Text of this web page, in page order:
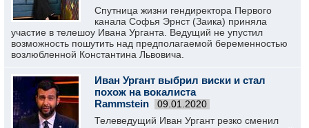
Спутница жизни гендиректора Первого
канала Софья Эрнст (Заика) приняла
участие в телешоу Ивана Урганта. Ведущий не упустил
возможность пошутить над предполагаемой беременностью
возлюбленной Константина Львовича.
Иван Ургант выбрил виски и стал
похож на вокалиста
Rammstein
09.01.2020
Телеведущий Иван Ургант резко сменил